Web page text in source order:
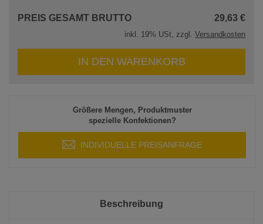
PREIS GESAMT BRUTTO 29,63 €
inkl. 19% USt, zzgl. Versandkosten
IN DEN WARENKORB
Größere Mengen, Produktmuster
spezielle Konfektionen?
INDIVIDUELLE PREISANFRAGE
Beschreibung